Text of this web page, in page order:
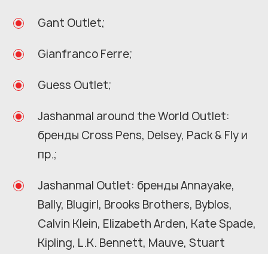
Gant Outlet;
Gianfranco Ferre;
Guess Outlet;
Jashanmal around the World Outlet:
бренды Cross Pens, Delsey, Pack & Fly и
пр.;
Jashanmal Outlet: бренды Annayake,
Bally, Blugirl, Brooks Brothers, Byblos,
Calvin Klein, Elizabeth Arden, Kate Spade,
Kipling, L.K. Bennett, Mauve, Stuart